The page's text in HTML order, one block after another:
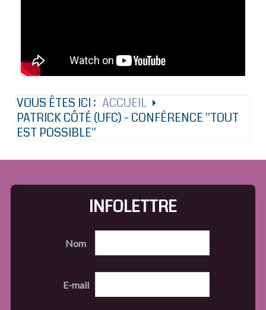
VOUS ÊTES ICI : ACCUEIL
PATRICK CÔTÉ (UFC) - CONFÉRENCE ''TOUT
EST POSSIBLE''
INFOLETTRE
Nom
E-mail